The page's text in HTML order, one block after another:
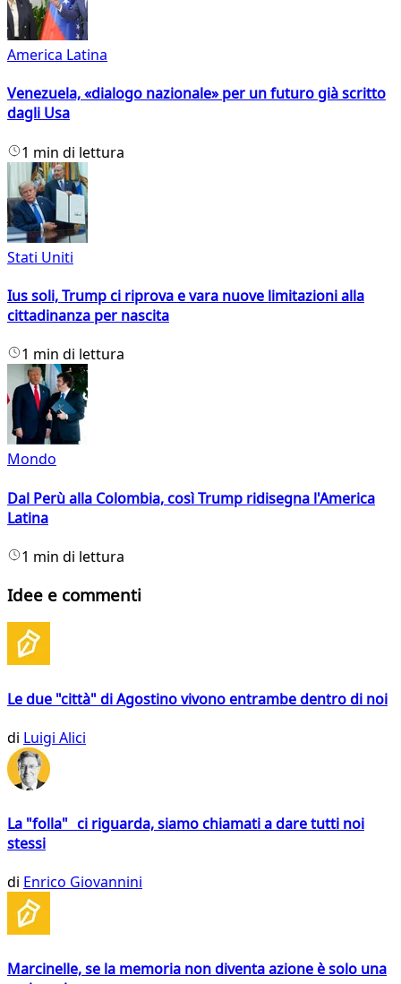
America Latina
Venezuela, «dialogo nazionale» per un futuro già scritto
dagli Usa
1 min di lettura
Stati Uniti
Ius soli, Trump ci riprova e vara nuove limitazioni alla
cittadinanza per nascita
1 min di lettura
Mondo
Dal Perù alla Colombia, così Trump ridisegna l'America
Latina
1 min di lettura
Idee e commenti
Le due "città" di Agostino vivono entrambe dentro di noi
di Luigi Alici
La "folla" ci riguarda, siamo chiamati a dare tutti noi
stessi
di Enrico Giovannini
Marcinelle, se la memoria non diventa azione è solo una